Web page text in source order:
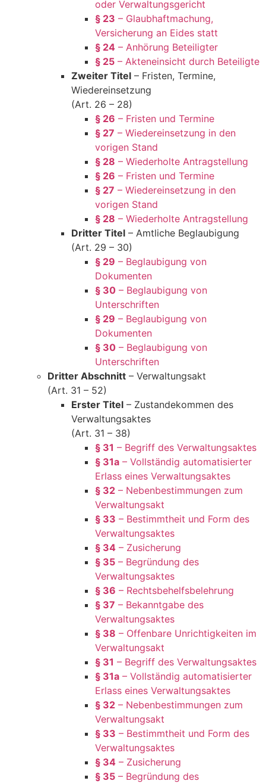
oder Verwaltungsgericht
§ 23 – Glaubhaftmachung,
Versicherung an Eides statt
§ 24 – Anhörung Beteiligter
§ 25 – Akteneinsicht durch Beteiligte
Zweiter Titel – Fristen, Termine,
Wiedereinsetzung
(Art. 26 – 28)
§ 26 – Fristen und Termine
§ 27 – Wiedereinsetzung in den
vorigen Stand
§ 28 – Wiederholte Antragstellung
§ 26 – Fristen und Termine
§ 27 – Wiedereinsetzung in den
vorigen Stand
§ 28 – Wiederholte Antragstellung
Dritter Titel – Amtliche Beglaubigung
(Art. 29 – 30)
§ 29 – Beglaubigung von
Dokumenten
§ 30 – Beglaubigung von
Unterschriften
§ 29 – Beglaubigung von
Dokumenten
§ 30 – Beglaubigung von
Unterschriften
Dritter Abschnitt – Verwaltungsakt
(Art. 31 – 52)
Erster Titel – Zustandekommen des
Verwaltungsaktes
(Art. 31 – 38)
§ 31 – Begriff des Verwaltungsaktes
§ 31a – Vollständig automatisierter
Erlass eines Verwaltungsaktes
§ 32 – Nebenbestimmungen zum
Verwaltungsakt
§ 33 – Bestimmtheit und Form des
Verwaltungsaktes
§ 34 – Zusicherung
§ 35 – Begründung des
Verwaltungsaktes
§ 36 – Rechtsbehelfsbelehrung
§ 37 – Bekanntgabe des
Verwaltungsaktes
§ 38 – Offenbare Unrichtigkeiten im
Verwaltungsakt
§ 31 – Begriff des Verwaltungsaktes
§ 31a – Vollständig automatisierter
Erlass eines Verwaltungsaktes
§ 32 – Nebenbestimmungen zum
Verwaltungsakt
§ 33 – Bestimmtheit und Form des
Verwaltungsaktes
§ 34 – Zusicherung
§ 35 – Begründung des